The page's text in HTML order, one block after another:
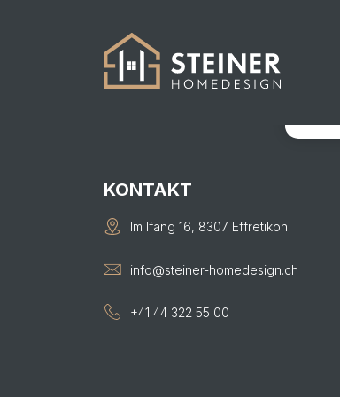
KONTAKT
Im Ifang 16, 8307 Effretikon
info@steiner-homedesign.ch
+41 44 322 55 00